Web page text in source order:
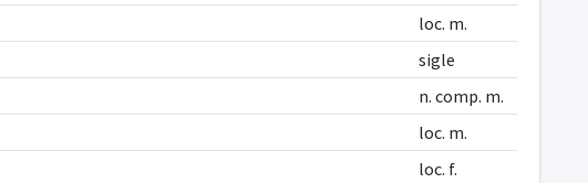
loc. m.
sigle
n. comp. m.
loc. m.
loc. f.